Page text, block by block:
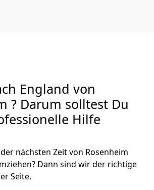
England von
? Darum solltest Du
Hilfe
nächsten Zeit von Rosenheim
Dann sind wir der richtige
Seite.